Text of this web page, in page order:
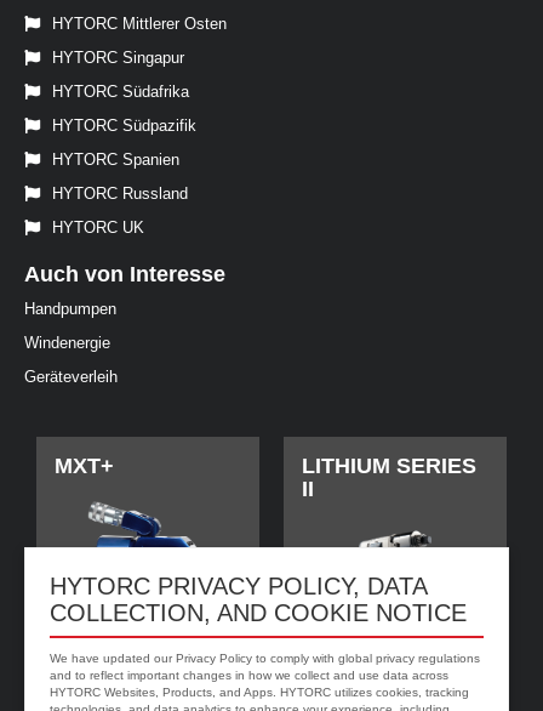
HYTORC PRIVACY POLICY, DATA
COLLECTION, AND COOKIE NOTICE
We have updated our Privacy Policy to comply with global privacy regulations
and to reflect important changes in how we collect and use data across
HYTORC Websites, Products, and Apps. HYTORC utilizes cookies, tracking
HYTORC Mittlerer Osten
HYTORC Singapur
HYTORC Südafrika
HYTORC Südpazifik
HYTORC Spanien
HYTORC Russland
HYTORC UK
Auch von Interesse
Handpumpen
Windenergie
Geräteverleih
MXT+
LITHIUM SERIES
II